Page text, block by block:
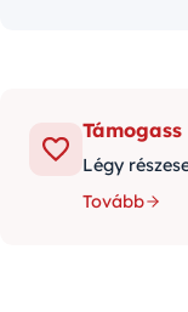
Légy
Tovább